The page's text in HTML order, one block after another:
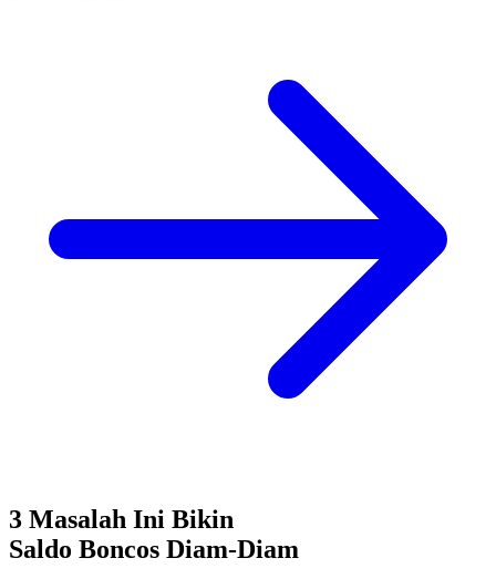
3 Masalah Ini Bikin
Saldo Boncos Diam-Diam